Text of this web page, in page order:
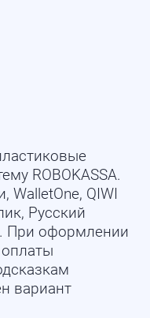
ROBOKASSA.
WalletOne, QIWI
Русский
При оформлении
вариант